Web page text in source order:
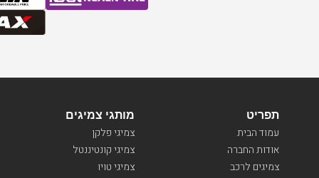
מותגי צמיגים
צמיגי פלקן
צמיגי קונטיננטל
צמיגי טויו
תפריט
עמוד הבית
אודות החברה
צמיגים לרכב